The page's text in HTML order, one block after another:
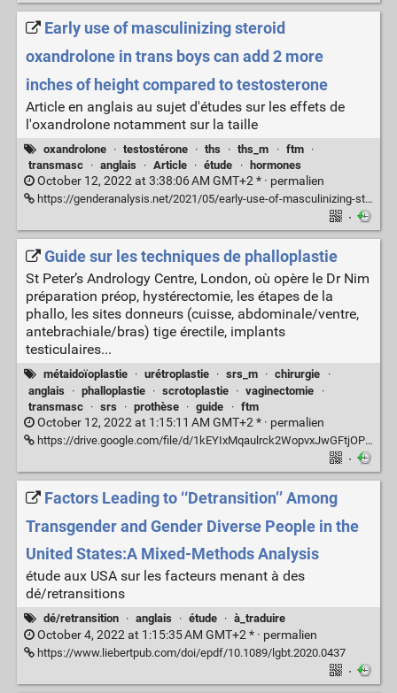
Early use of masculinizing steroid
oxandrolone in trans boys can add 2 more
inches of height compared to testosterone
Article en anglais au sujet d'études sur les effets de
l'oxandrolone notamment sur la taille
oxandrolone · testostérone · ths · ths_m · ftm
·
transmasc
· anglais · Article · étude · hormones
October 12, 2022 at 3:38:06 AM GMT+2 * · permalien
https://genderanalysis.net/2021/05/early-use-of-masculinizing-steroid-oxandrolone-in-trans-boys-can-add-2-more-inches-of-height-compared-to-testosterone/
·
Guide sur les techniques de phalloplastie
St Peter’s Andrology Centre, London, où opère le Dr Nim
préparation préop, hystérectomie, les étapes de la
phallo, les sites donneurs (cuisse, abdominale/ventre,
antebrachiale/bras) tige érectile, implants
testiculaires...
métaidoïoplastie · urétroplastie · srs_m · chirurgie
·
anglais
· phalloplastie · scrotoplastie · vaginectomie
·
transmasc
· srs · prothèse · guide · ftm
October 12, 2022 at 1:15:11 AM GMT+2 * · permalien
https://drive.google.com/file/d/1kEYIxMqaulrck2WopvxJwGFtjOPs9pcG/view?usp=sharing
·
Factors Leading to ‘‘Detransition’’ Among
Transgender and Gender Diverse People in the
United States:A Mixed-Methods Analysis
étude aux USA sur les facteurs menant à des
dé/retransitions
dé/retransition · anglais · étude · à_traduire
October 4, 2022 at 1:15:35 AM GMT+2 * · permalien
https://www.liebertpub.com/doi/epdf/10.1089/lgbt.2020.0437
·